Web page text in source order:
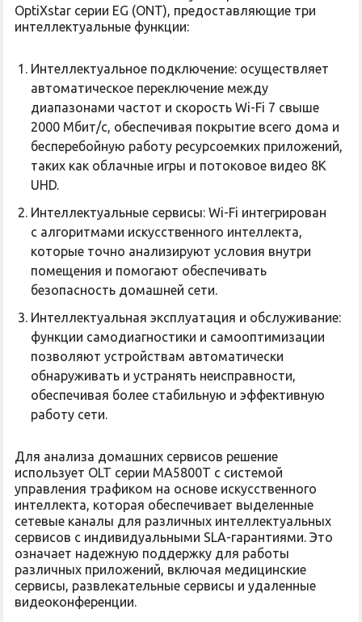
OptiXstar серии EG (ONT), предоставляющие три
интеллектуальные функции:
Интеллектуальное подключение: осуществляет
автоматическое переключение между
диапазонами частот и скорость Wi-Fi 7 свыше
2000 Мбит/с, обеспечивая покрытие всего дома и
бесперебойную работу ресурсоемких приложений,
таких как облачные игры и потоковое видео 8K
UHD.
Интеллектуальные сервисы: Wi-Fi интегрирован
с алгоритмами искусственного интеллекта,
которые точно анализируют условия внутри
помещения и помогают обеспечивать
безопасность домашней сети.
Интеллектуальная эксплуатация и обслуживание:
функции самодиагностики и самооптимизации
позволяют устройствам автоматически
обнаруживать и устранять неисправности,
обеспечивая более стабильную и эффективную
работу сети.
Для анализа домашних сервисов решение
использует OLT серии MA5800T с системой
управления трафиком на основе искусственного
интеллекта, которая обеспечивает выделенные
сетевые каналы для различных интеллектуальных
сервисов с индивидуальными SLA-гарантиями. Это
означает надежную поддержку для работы
различных приложений, включая медицинские
сервисы, развлекательные сервисы и удаленные
видеоконференции.